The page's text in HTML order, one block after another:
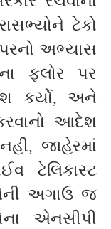
ટેકો
અભ્યાસ
ફ્લોર પર
કર્યો, અને
આદેશ
જાહેરમાં
ટેલિકાસ્ટ
અગાઉ જ
એનસીપી